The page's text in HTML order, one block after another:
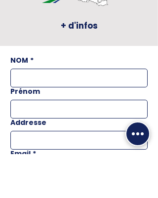
+ d'infos
NOM *
Prénom
Addresse
Email *